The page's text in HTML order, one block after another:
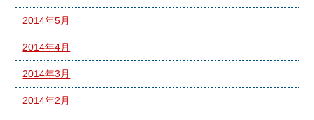
2014年5月
2014年4月
2014年3月
2014年2月